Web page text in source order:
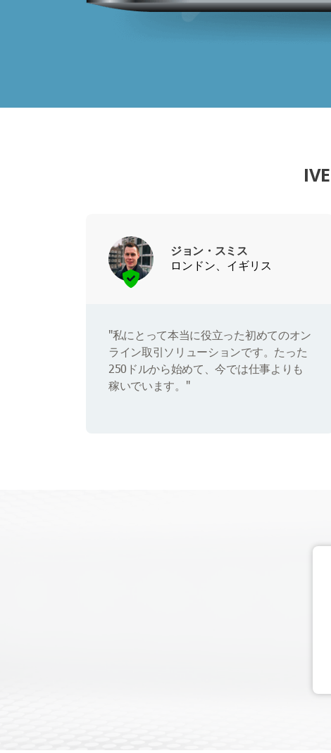
ジョン・スミス
ロンドン、イギリス
"私にとって本当に役立った初めてのオン
ライン取引ソリューションです。たった
250ドルから始めて、今では仕事よりも
稼いでいます。"